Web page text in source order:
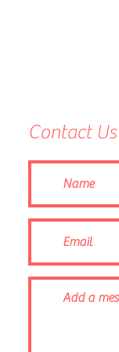
Contact Us